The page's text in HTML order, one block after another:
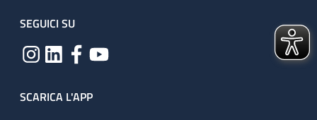
SEGUICI SU
SCARICA L'APP